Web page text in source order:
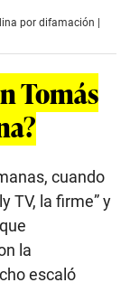
por difamación |
Tomás
cuando
TV, la firme” y
la
escaló